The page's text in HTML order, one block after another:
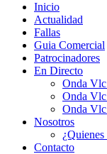
Inicio
Actualidad
Fallas
Guia Comercial
Patrocinadores
En Directo
Onda
Onda
Onda
Nosotros
¿Quienes
Contacto